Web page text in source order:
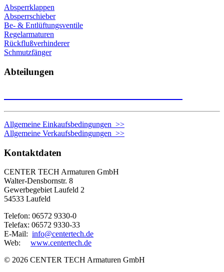
Absperrklappen
Absperrschieber
Be- & Entlüftungsventile
Regelarmaturen
Rückflußverhinderer
Schmutzfänger
Abteilungen
Allgemeine Einkaufsbedingungen >>
Allgemeine Verkaufsbedingungen >>
Kontaktdaten
CENTER TECH Armaturen GmbH
Walter-Densbornstr. 8
Gewerbegebiet Laufeld 2
54533 Laufeld
Telefon: 06572 9330-0
Telefax: 06572 9330-33
E-Mail: info@centertech.de
Web: www.centertech.de
© 2026 CENTER TECH Armaturen GmbH